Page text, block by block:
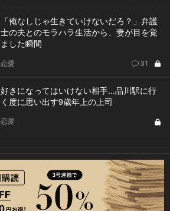
「俺なしじゃ生きていけないだろ？」弁護
士の夫とのモラハラ生活から、妻が目を覚
ました瞬間
恋愛 31
好きになってはいけない相手...品川駅に行
く度に思い出す9歳年上の上司
恋愛